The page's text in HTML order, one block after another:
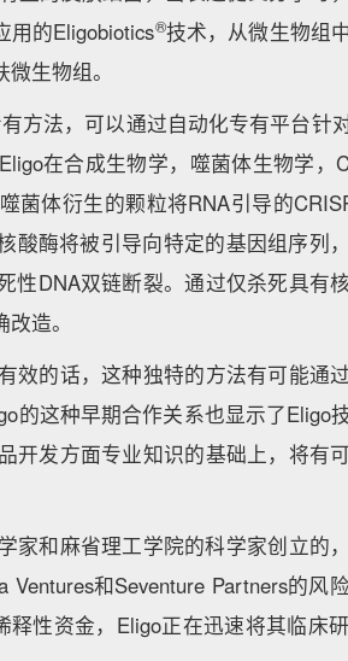
用的Eligobiotics®技术，从微生物组
生物组。
方法，可以通过自动化专有平台针
在合成生物学，噬菌体生物学，
菌体衍生的颗粒将RNA引导的
酸酶将被引导向特定的基因组序列
性DNA双链断裂。通过仅杀死具有
造。
效的话，这种独特的方法有可能通
的这种早期合作关系也显示了Eligo
开发方面专业知识的基础上，将有
家和麻省理工学院的科学家创立的
和Seventure Partners的风
释性资金，Eligo正在迅速将其临床